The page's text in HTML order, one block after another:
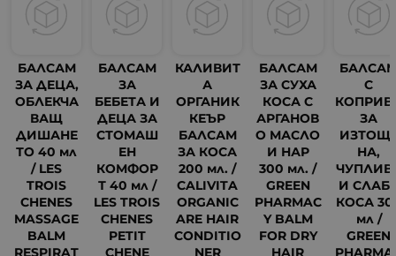
БАЛСАМ
ЗА ДЕЦА,
ОБЛЕКЧА
ВАЩ
ДИШАНЕ
ТО 40 мл
/ LES
TROIS
CHENES
MASSAGE
BALM
RESPIRAT
БАЛСАМ
ЗА
БЕБЕТА И
ДЕЦА ЗА
СТОМАШ
ЕН
КОМФОР
Т 40 мл /
LES TROIS
CHENES
PETIT
CHENE
КАЛИВИТ
А
ОРГАНИК
КЕЪР
БАЛСАМ
ЗА КОСА
200 мл. /
CALIVITA
ORGANIC
ARE HAIR
CONDITIO
NER
БАЛСАМ
ЗА СУХА
КОСА С
АРГАНОВ
О МАСЛО
И НАР
300 мл. /
GREEN
PHARMAC
Y BALM
FOR DRY
HAIR
С
ЗА
НА,
И
КОСА
мл /
GREEN